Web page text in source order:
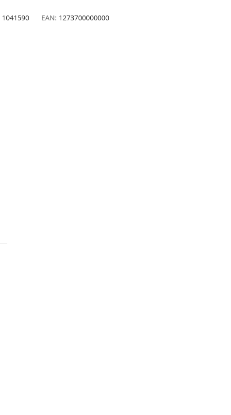
1041590 EAN: 1273700000000